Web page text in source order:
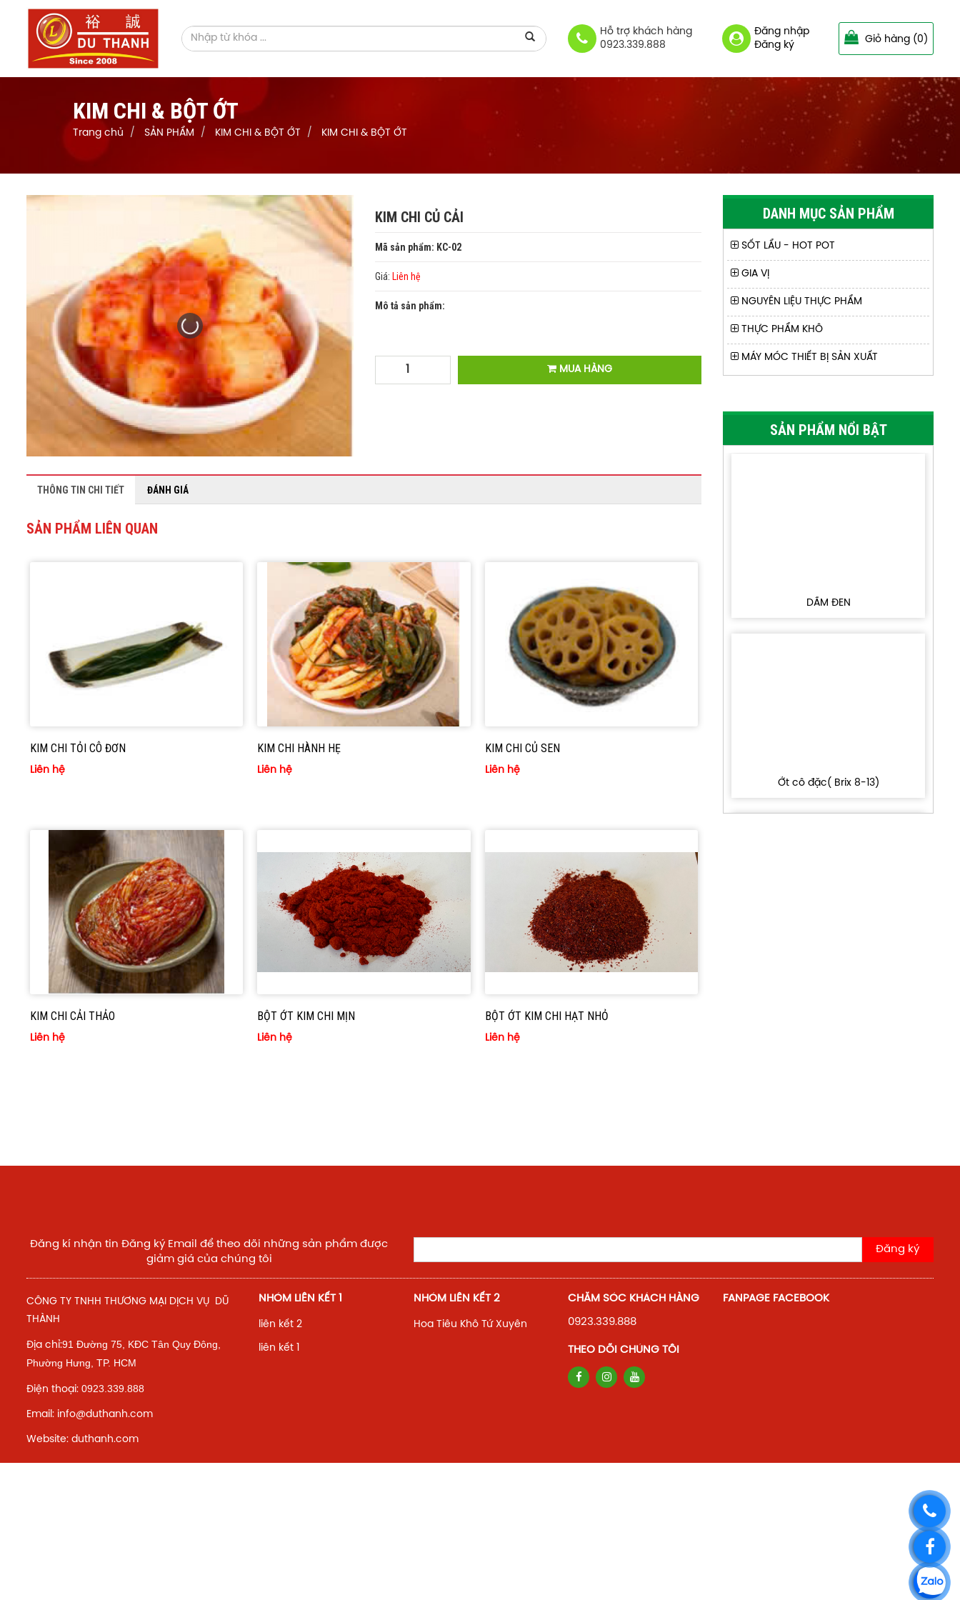
Hỗ trợ khách hàng
0923.339.888
Đăng nhập
Đăng ký
Giỏ hàng (0)
KIM CHI & BỘT ỚT
Trang chủ SẢN PHẨM KIM CHI & BỘT ỚT KIM CHI & BỘT ỚT
KIM CHI CỦ CẢI
Mã sản phẩm: KC-02
Giá: Liên hệ
Mô tả sản phẩm:
MUA HÀNG
THÔNG TIN CHI TIẾT ĐÁNH GIÁ
SẢN PHẨM LIÊN QUAN
KIM CHI TỎI CÔ ĐƠN
Liên hệ
KIM CHI HÀNH HẸ
Liên hệ
KIM CHI CỦ SEN
Liên hệ
KIM CHI CẢI THẢO
Liên hệ
BỘT ỚT KIM CHI MỊN
Liên hệ
BỘT ỚT KIM CHI HẠT NHỎ
Liên hệ
DANH MỤC SẢN PHẨM
SỐT LẨU - HOT POT
GIA VỊ
NGUYÊN LIỆU THỰC PHẨM
THỰC PHẨM KHÔ
MÁY MÓC THIẾT BỊ SẢN XUẤT
SẢN PHẨM NỔI BẬT
SA CHA SAUCE - Thể tích 226 gram/lọ
(12lọ/thùng)
DẦU ỚT VỊ TÀU XÌ HIỆU LAOGANMA -
280G/LỌ (24LỌ/THÙNG)
TƯƠNG HẢI SẢN HIỆU GUANGWEIYUAN -
SEAFOOD SAUCE - Thể tích 7kg/cans (2
cans/thùng)
DẤM ĐEN
Ởt cô đặc( Brix 8-13)
Đăng kí nhận tin Đăng ký Email để theo dõi những sản phẩm được
giảm giá của chúng tôi
Đăng ký
CÔNG TY TNHH THƯƠNG MẠI DỊCH VỤ DŨ
THÀNH
Địa chỉ:91 Đường 75, KĐC Tân Quy Đông,
Phường Hưng, TP. HCM
Điện thoại: 0923.339.888
Email: info@duthanh.com
Website: duthanh.com
NHÓM LIÊN KẾT 1
liên kết 2
liên kết 1
NHÓM LIÊN KẾT 2
Hoa Tiêu Khô Tứ Xuyên
CHĂM SÓC KHÁCH HÀNG
0923.339.888
THEO DÕI CHÚNG TÔI
FANPAGE FACEBOOK